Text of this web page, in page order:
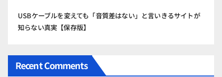
USBケーブルを変えても「音質差はない」と言いきるサイトが
知らない真実【保存版】
Recent Comments